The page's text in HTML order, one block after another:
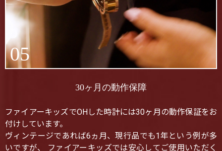
05
30ヶ月の動作保障
ファイアーキッズでOHした時計には30ヶ月の動作保証をお
付けしています。
ヴィンテージであれば6ヵ月、現行品でも1年という例が多
いですが、 ファイアーキッズでは安心してご使用いただく